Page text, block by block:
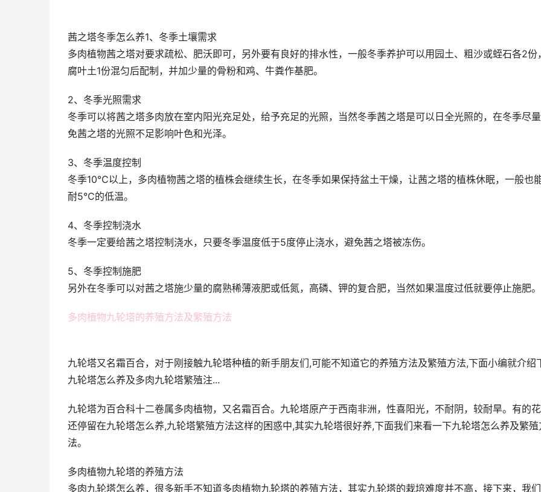
茜之塔冬季怎么养1、冬季土壤需求
多肉植物茜之塔对要求疏松、肥沃即可，另外要有良好的排水性，一般冬季养护可以用园土、粗沙或蛭石各2份
腐叶土1份混匀后配制，并加少量的骨粉和鸡、牛粪作基肥。
2、冬季光照需求
冬季可以将茜之塔多肉放在室内阳光充足处，给予充足的光照，当然冬季茜之塔是可以日全光照的，在冬季尽
免茜之塔的光照不足影响叶色和光泽。
3、冬季温度控制
冬季10℃以上，多肉植物茜之塔的植株会继续生长，在冬季如果保持盆土干燥，让茜之塔的植株休眠，一般也
耐5℃的低温。
4、冬季控制浇水
冬季一定要给茜之塔控制浇水，只要冬季温度低于5度停止浇水，避免茜之塔被冻伤。
5、冬季控制施肥
另外在冬季可以对茜之塔施少量的腐熟稀薄液肥或低氮，高磷、钾的复合肥，当然如果温度过低就要停止施肥。
多肉植物九轮塔的养殖方法及繁殖方法
九轮塔又名霜百合，对于刚接触九轮塔种植的新手朋友们,可能不知道它的养殖方法及繁殖方法,下面小编就介绍
九轮塔怎么养及多肉九轮塔繁殖注...
九轮塔为百合科十二卷属多肉植物，又名霜百合。九轮塔原产于西南非洲，性喜阳光，不耐阴，较耐旱。有的
还停留在九轮塔怎么养,九轮塔繁殖方法这样的困惑中,其实九轮塔很好养,下面我们来看一下九轮塔怎么养及繁殖
法。
多肉植物九轮塔的养殖方法
多肉九轮塔怎么养，很多新手不知道多肉植物九轮塔的养殖方法，其实九轮塔的栽培难度并不高，接下来，我